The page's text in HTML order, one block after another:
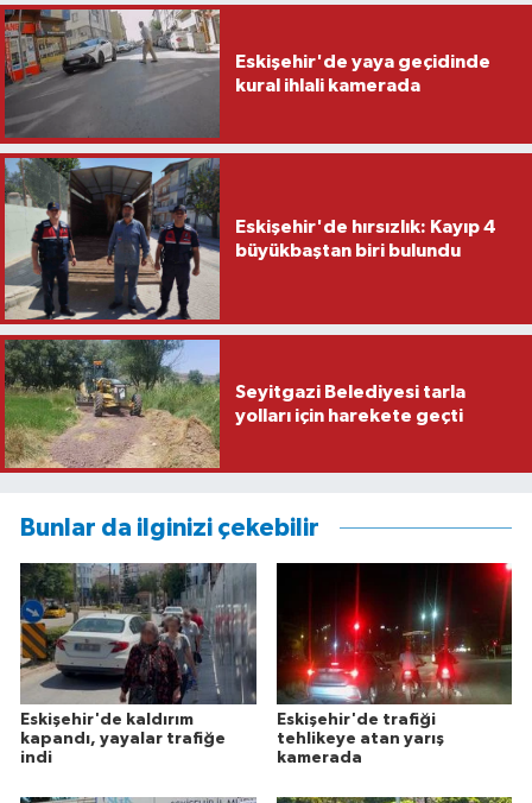
Eskişehir'de yaya geçidinde
kural ihlali kamerada
Eskişehir'de hırsızlık: Kayıp 4
büyükbaştan biri bulundu
Seyitgazi Belediyesi tarla
yolları için harekete geçti
Bunlar da ilginizi çekebilir
Eskişehir'de kaldırım
kapandı, yayalar trafiğe
indi
Eskişehir'de trafiği
tehlikeye atan yarış
kamerada